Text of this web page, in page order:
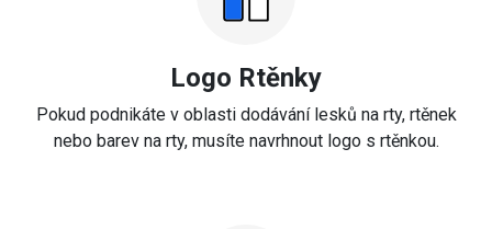
Logo Rtěnky
Pokud podnikáte v oblasti dodávání lesků na rty, rtěnek
nebo barev na rty, musíte navrhnout logo s rtěnkou.